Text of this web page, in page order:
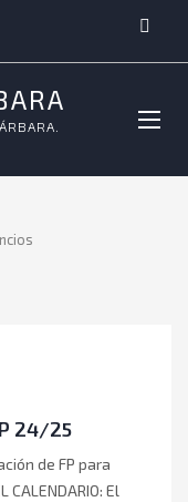
24/25
de FP para
El